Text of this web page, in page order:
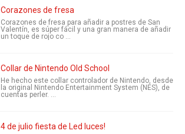
Corazones de fresa
Corazones de fresa para añadir a postres de San
Valentín, es súper fácil y una gran manera de añadir
un toque de rojo co ...
Collar de Nintendo Old School
He hecho este collar controlador de Nintendo, desde
la original Nintendo Entertainment System (NES), de
cuentas perler. ...
4 de julio fiesta de Led luces!